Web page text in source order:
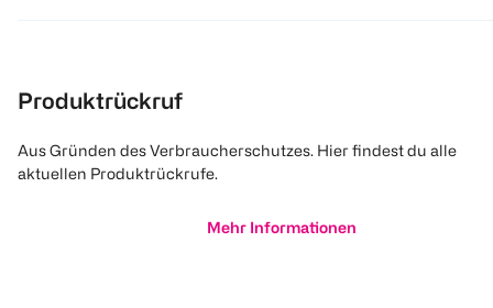
Produktrückruf
Aus Gründen des Verbraucherschutzes. Hier findest du alle
aktuellen Produktrückrufe.
Mehr Informationen